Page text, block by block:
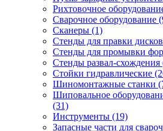
Рихтовочное
Сварочное оборудование
Сканеры (1)
Стенды для правки дисков
Стенды для промывки
Стенды развал-схождения
Стойки гидравлические
Шиномонтажные станки
Шиповальное
(31)
Инструменты (19)
Запасные части для